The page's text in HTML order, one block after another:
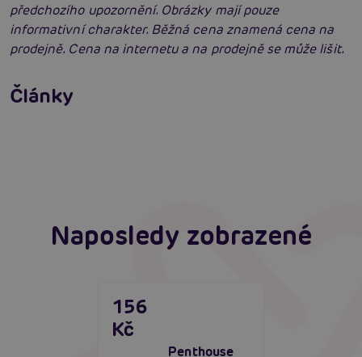
předchozího upozornění. Obrázky mají pouze
informativní charakter. Běžná cena znamená cena na
prodejně. Cena na internetu a na prodejně se může lišit.
Články
neodolatelně sexy
Číst více
Erotická inteligence: Příručka Sexiomů
Naposledy zobrazené
Penthouse
156
Kč